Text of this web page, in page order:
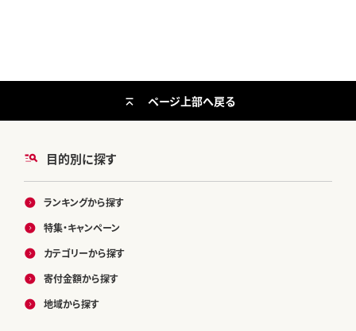
目的別に探す
ランキングから探す
特集・キャンペーン
カテゴリーから探す
寄付金額から探す
地域から探す
ページ上部へ戻る